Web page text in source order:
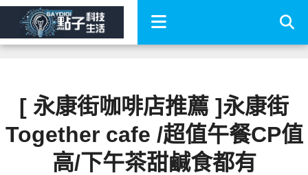
[ 永康街咖啡店推薦 ]永康街
Together cafe /超值午餐CP值
高/下午茶甜鹹食都有